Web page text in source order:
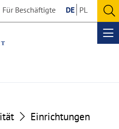
Für Beschäftigte DE PL
Einrichtungen